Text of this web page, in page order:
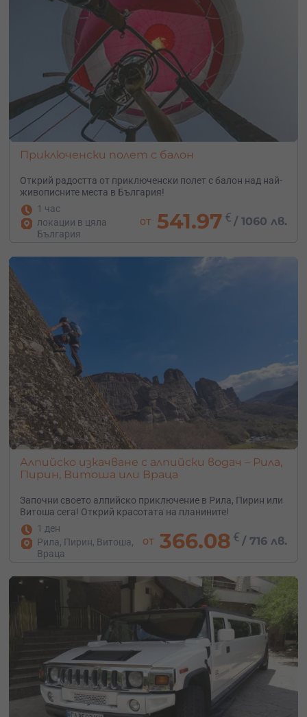
Приключенски полет с балон
Открий радостта от приключенски полет с балон над най-
живописните места в България!
1 час
локации в цяла
България
от 541.97 € /1060 лв.
Алпийско изкачване с алпийски водач – Рила,
Пирин, Витоша или Враца
Започни своето алпийско приключение в Рила, Пирин или
Витоша сега! Открий красотата на планините!
1 ден
Рила, Пирин, Витоша,
Враца
от 366.08 € /716 лв.